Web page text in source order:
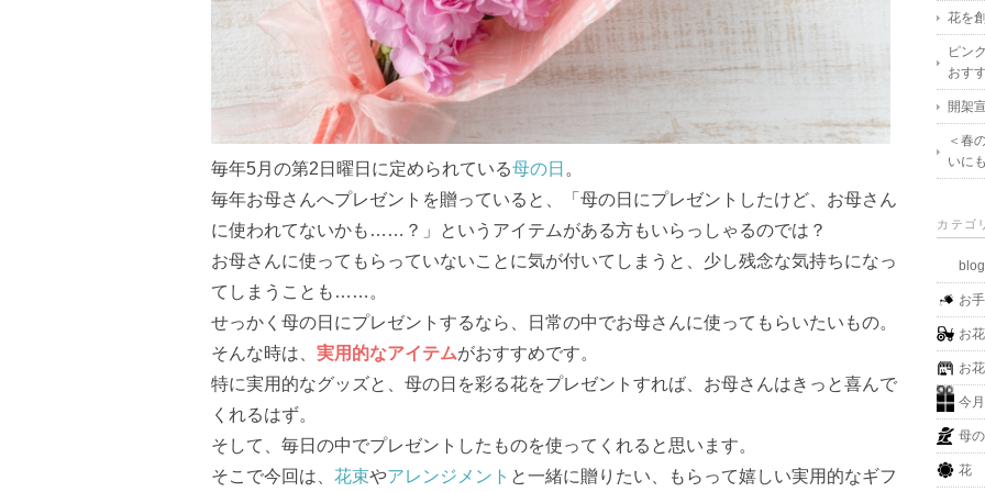
毎年5月の第2日曜日に定められている母の日 。
毎年お母さんへプレゼントを贈っていると、「母の日にプレゼントしたけど、お母さん
に使われてないかも……？」というアイテムがある方もいらっしゃるのでは？
お母さんに使ってもらっていないことに気が付いてしまうと、少し残念な気持ちになっ
てしまうことも……。
せっかく母の日にプレゼントするなら、日常の中でお母さんに使ってもらいたいもの。
そんな時は、 実用的なアイテムがおすすめです。
特に実用的なグッズと、母の日を彩る花をプレゼントすれば、お母さんはきっと喜んで
くれるはず。
そして、毎日の中でプレゼントしたものを使ってくれると思います。
そこで今回は、 花束やアレンジメント と一緒に贈りたい、もらって嬉しい実用的なギフ
花を
ピン
おす
開架
＜春
いに
カテゴ
blog
お
お
お
今
母
花